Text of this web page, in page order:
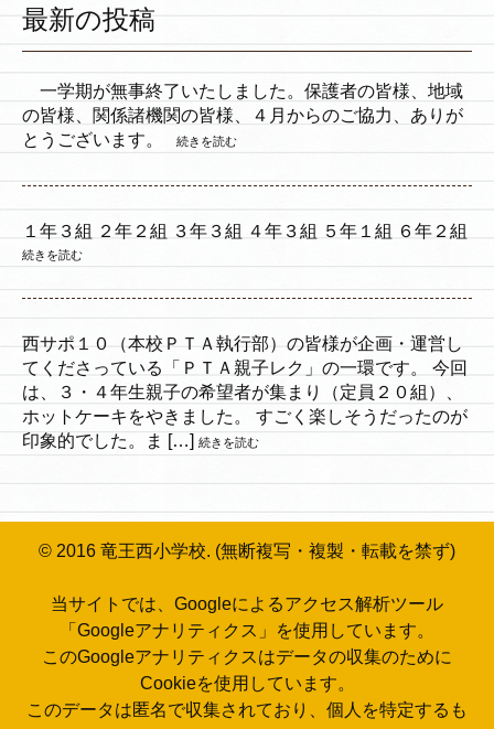
最新の投稿
一学期が無事終了いたしました。保護者の皆様、地域
の皆様、関係諸機関の皆様、４月からのご協力、ありが
とうございます。
続きを読む
１年３組 ２年２組 ３年３組 ４年３組 ５年１組 ６年２組
続きを読む
西サポ１０（本校ＰＴＡ執行部）の皆様が企画・運営し
てくださっている「ＰＴＡ親子レク」の一環です。 今回
は、３・４年生親子の希望者が集まり（定員２０組）、
ホットケーキをやきました。 すごく楽しそうだったのが
印象的でした。ま […] 続きを読む
© 2016 竜王西小学校. (無断複写・複製・転載を禁ず)
当サイトでは、Googleによるアクセス解析ツール
「Googleアナリティクス」を使用しています。
このGoogleアナリティクスはデータの収集のために
Cookieを使用しています。
このデータは匿名で収集されており、個人を特定するも